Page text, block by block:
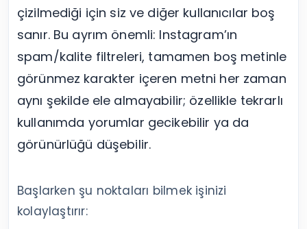
çizilmediği için siz ve diğer kullanıcılar boş
sanır. Bu ayrım önemli: Instagram’ın
spam/kalite filtreleri, tamamen boş metinle
görünmez karakter içeren metni her zaman
aynı şekilde ele almayabilir; özellikle tekrarlı
kullanımda yorumlar gecikebilir ya da
görünürlüğü düşebilir.
Başlarken şu noktaları bilmek işinizi
kolaylaştırır: